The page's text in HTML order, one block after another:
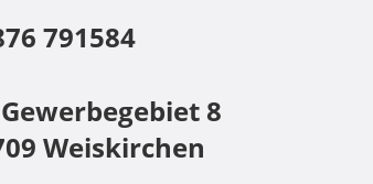
791584
8
Weiskirchen